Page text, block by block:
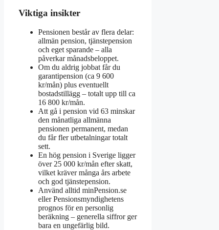
Viktiga insikter
Pensionen består av flera delar:
allmän pension, tjänstepension
och eget sparande – alla
påverkar månadsbeloppet.
Om du aldrig jobbat får du
garantipension (ca 9 600
kr/mån) plus eventuellt
bostadstillägg – totalt upp till ca
16 800 kr/mån.
Att gå i pension vid 63 minskar
den månatliga allmänna
pensionen permanent, medan
du får fler utbetalningar totalt
sett.
En hög pension i Sverige ligger
över 25 000 kr/mån efter skatt,
vilket kräver många års arbete
och god tjänstepension.
Använd alltid minPension.se
eller Pensionsmyndighetens
prognos för en personlig
beräkning – generella siffror ger
bara en ungefärlig bild.